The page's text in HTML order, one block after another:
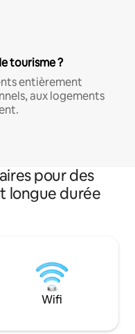
tourisme ?
entièrement
aux logements
pour des
longue durée
Wifi